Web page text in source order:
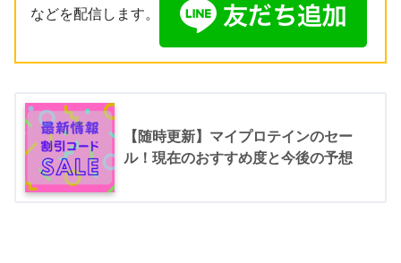
などを配信します。
【随時更新】マイプロテインのセー
ル！現在のおすすめ度と今後の予想